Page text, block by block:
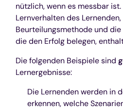
nützlich, wenn es messbar
Lernverhalten des
Beurteilungsmethode und
die den Erfolg belegen,
Die folgenden Beispiele sind
Lernergebnisse:
Die Lernenden werden in
erkennen, welche